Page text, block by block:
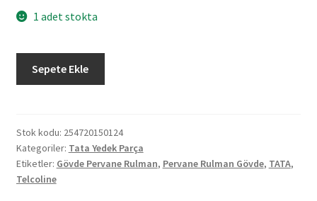
1 adet stokta
Pervane
Rulman
254720150124
adet
Sepete Ekle
Stok kodu: 254720150124
Kategoriler: Tata Yedek Parça
Etiketler: Gövde Pervane Rulman, Pervane Rulman Gövde, TATA,
Telcoline